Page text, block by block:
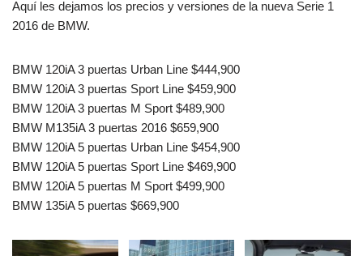
Aquí les dejamos los precios y versiones de la nueva Serie 1
2016 de BMW.
BMW 120iA 3 puertas Urban Line $444,900
BMW 120iA 3 puertas Sport Line $459,900
BMW 120iA 3 puertas M Sport $489,900
BMW M135iA 3 puertas 2016 $659,900
BMW 120iA 5 puertas Urban Line $454,900
BMW 120iA 5 puertas Sport Line $469,900
BMW 120iA 5 puertas M Sport $499,900
BMW 135iA 5 puertas $669,900